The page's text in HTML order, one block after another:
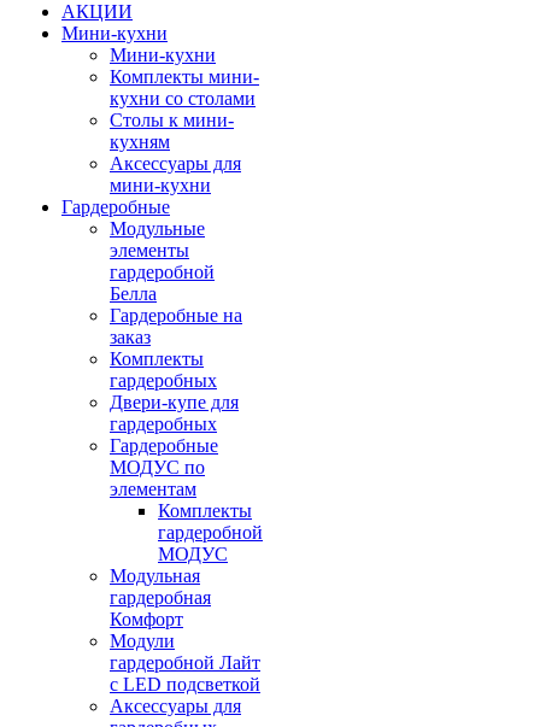
АКЦИИ
Мини-кухни
Мини-кухни
Комплекты мини-
кухни со столами
Столы к мини-
кухням
Аксессуары для
мини-кухни
Гардеробные
Модульные
элементы
гардеробной
Белла
Гардеробные на
заказ
Комплекты
гардеробных
Двери-купе для
гардеробных
Гардеробные
МОДУС по
элементам
Комплекты
гардеробной
МОДУС
Модульная
гардеробная
Комфорт
Модули
гардеробной Лайт
с LED подсветкой
Аксессуары для